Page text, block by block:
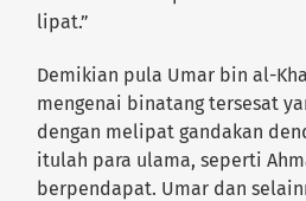
lipat.”
Demikian pula Umar bin al-
mengenai binatang tersesat
dengan melipat gandakan
itulah para ulama, seperti
berpendapat. Umar dan